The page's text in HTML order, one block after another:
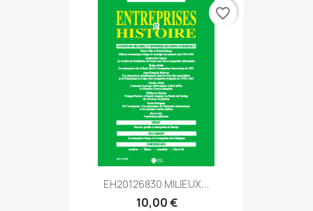
EH20126830 MILIEUX...
10,00 €
favorite_border